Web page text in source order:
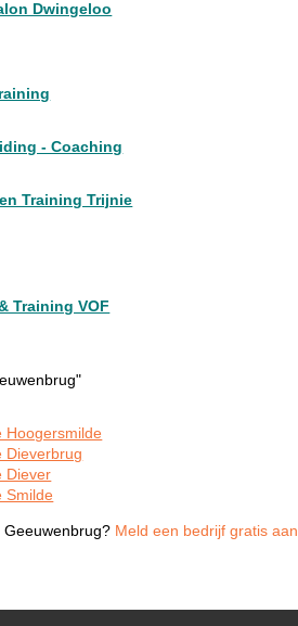
Dwingeloo
- Coaching
Training Trijnie
Training VOF
Hoogersmilde
Dieverbrug
Diever
Smilde
Geeuwenbrug? Meld een bedrijf gratis aan